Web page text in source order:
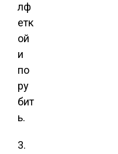
лф
етк
ой
и
по
ру
бит
ь.
3.